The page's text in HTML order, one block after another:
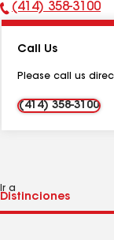
Número
teléfono:
(414) 358-3100
Call Us
Please call us
(414) 358-3100
Ir a